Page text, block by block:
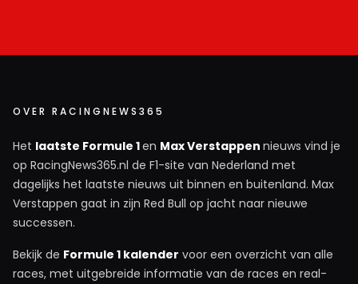
OVER RACINGNEWS365
Het laatste Formule 1en Max Verstappen nieuws vind je
op RacingNews365.nl de F1-site van Nederland met
dagelijks het laatste nieuws uit binnen en buitenland. Max
Verstappen gaat in zijn Red Bull op jacht naar nieuwe
successen.
Bekijk de Formule 1 kalender voor een overzicht van alle
races, met uitgebreide informatie van de races en real-